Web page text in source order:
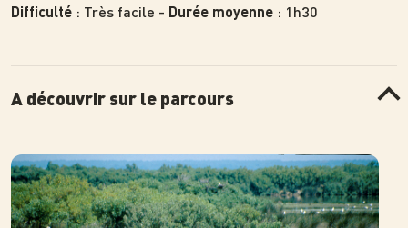
Difficulté : Très facile - Durée moyenne : 1h30
A découvrir sur le parcours